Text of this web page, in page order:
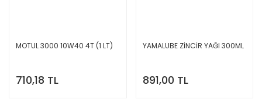
MOTUL 3000 10W40 4T (1 LT)
710,18 TL
YAMALUBE ZİNCİR YAĞI 300ML
891,00 TL